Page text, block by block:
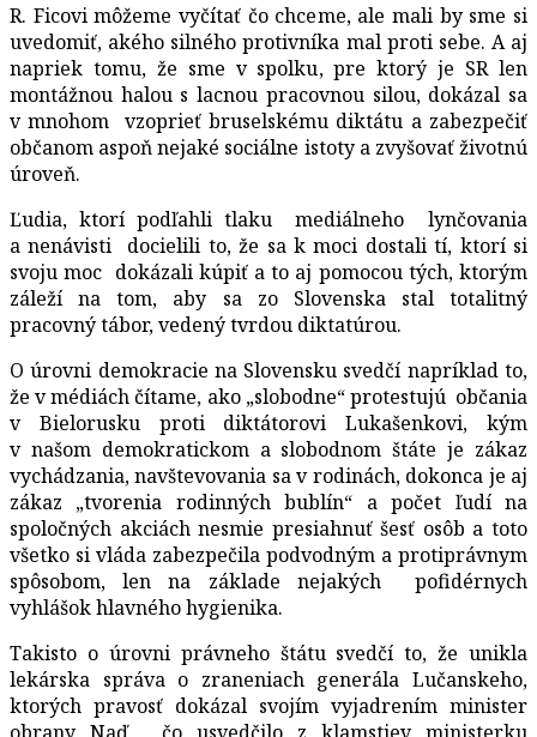
R. Ficovi môžeme vyčítať čo chceme, ale mali by sme si
uvedomiť, akého silného protivníka mal proti sebe. A aj
napriek tomu, že sme v spolku, pre ktorý je SR len
montážnou halou s lacnou pracovnou silou, dokázal sa
v mnohom vzoprieť bruselskému diktátu a zabezpečiť
občanom aspoň nejaké sociálne istoty a zvyšovať životnú
úroveň.
Ľudia, ktorí podľahli tlaku mediálneho lynčovania
a nenávisti docielili to, že sa k moci dostali tí, ktorí si
svoju moc dokázali kúpiť a to aj pomocou tých, ktorým
záleží na tom, aby sa zo Slovenska stal totalitný
pracovný tábor, vedený tvrdou diktatúrou.
O úrovni demokracie na Slovensku svedčí napríklad to,
že v médiách čítame, ako „slobodne“ protestujú občania
v Bielorusku proti diktátorovi Lukašenkovi, kým
v našom demokratickom a slobodnom štáte je zákaz
vychádzania, navštevovania sa v rodinách, dokonca je aj
zákaz „tvorenia rodinných bublín“ a počet ľudí na
spoločných akciách nesmie presiahnuť šesť osôb a toto
všetko si vláda zabezpečila podvodným a protiprávnym
spôsobom, len na základe nejakých pofidérnych
vyhlášok hlavného hygienika.
Takisto o úrovni právneho štátu svedčí to, že unikla
lekárska správa o zraneniach generála Lučanskeho,
ktorých pravosť dokázal svojím vyjadrením minister